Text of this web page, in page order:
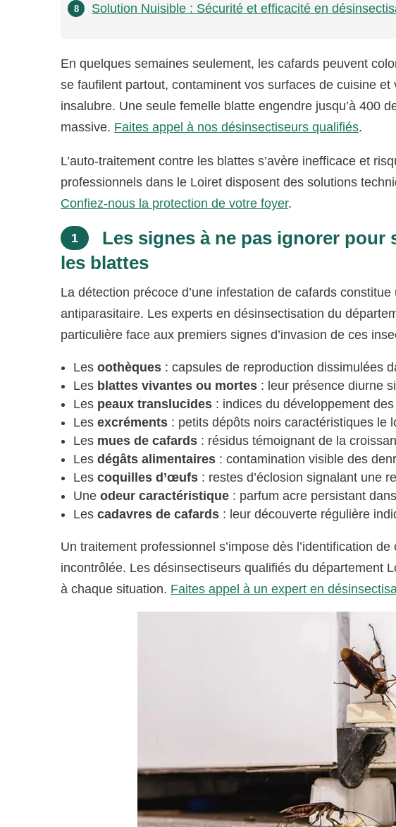
8 Solution Nuisible : Sécurité et efficacité en
En quelques semaines seulement, les cafards peuvent
se faufilent partout, contaminent vos surfaces de cuisine
insalubre. Une seule femelle blatte engendre jusqu’à 400
massive. Faites appel à nos désinsectiseurs qualifiés.
L’auto-traitement contre les blattes s’avère inefficace et
professionnels dans le Loiret disposent des solutions
Confiez-nous la protection de votre foyer.
1
Les signes à ne pas ignorer
les blattes
La détection précoce d’une infestation de cafards
antiparasitaire. Les experts en désinsectisation du
particulière face aux premiers signes d’invasion de ces
Lesoothèques : capsules de reproduction dissimulées
Les blattes vivantes ou mortes : leur présence diurne
Les peaux translucides : indices du développement
Lesexcréments : petits dépôts noirs caractéristiques le
Les mues de cafards : résidus témoignant de la
Lesdégâts alimentaires : contamination visible des
Lescoquilles d’œufs : restes d’éclosion signalant une
Uneodeur caractéristique : parfum acre persistant
Lescadavres de cafards : leur découverte régulière
Un traitement professionnel s’impose dès l’identification
incontrôlée. Les désinsectiseurs qualifiés du département
à chaque situation. Faites appel à un expert en